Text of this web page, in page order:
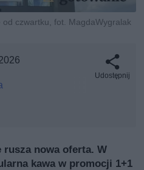
czwartku, fot. MagdaWygralak
Udostępnij
nowa oferta. W
kawa w promocji 1+1